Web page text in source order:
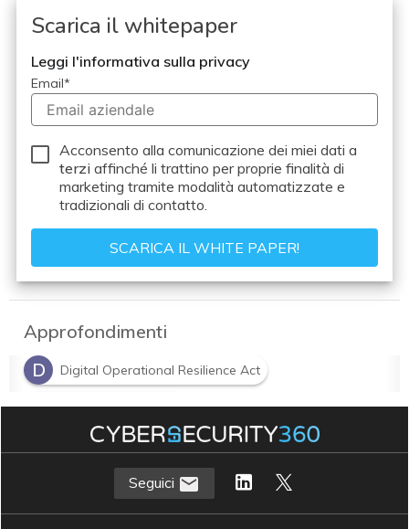
Scarica il whitepaper
Leggi l'informativa sulla privacy
Email*
Acconsento alla comunicazione dei miei dati a
terzi affinché li trattino per proprie finalità di
marketing tramite modalità automatizzate e
tradizionali di contatto.
Approfondimenti
D
Digital Operational Resilience Act
R Regolamento DORA
Risk Management S sicurezza IT
Seguici